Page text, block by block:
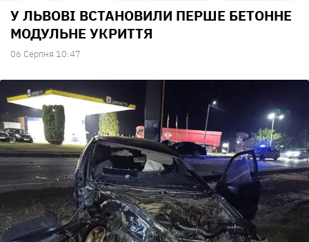
У ЛЬВОВІ ВСТАНОВИЛИ ПЕРШЕ БЕТОННЕ
МОДУЛЬНЕ УКРИТТЯ
06 Серпня 10:47